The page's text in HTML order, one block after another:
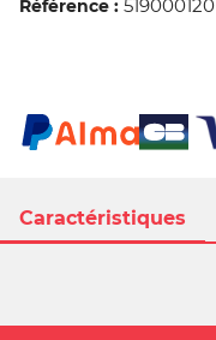
Caractéristiques
Référence : 519000120